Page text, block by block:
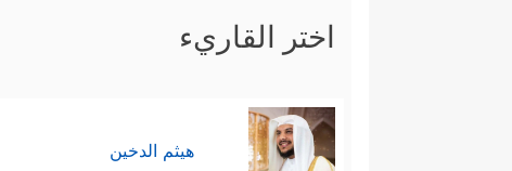
اختر القاريء
هيثم الدخين